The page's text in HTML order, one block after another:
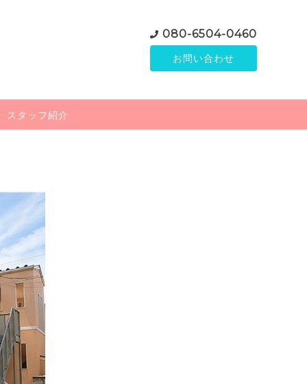
080-6504-0460
お問い合わせ
スタッフ紹介